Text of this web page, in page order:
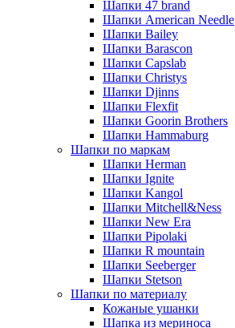
Шапки 47 brand
Шапки American Needle
Шапки Bailey
Шапки Barascon
Шапки Capslab
Шапки Christys
Шапки Djinns
Шапки Flexfit
Шапки Goorin Brothers
Шапки Hammaburg
Шапки по маркам
Шапки Herman
Шапки Ignite
Шапки Kangol
Шапки Mitchell&Ness
Шапки New Era
Шапки Pipolaki
Шапки R mountain
Шапки Seeberger
Шапки Stetson
Шапки по материалу
Кожаные ушанки
Шапка из мериноса